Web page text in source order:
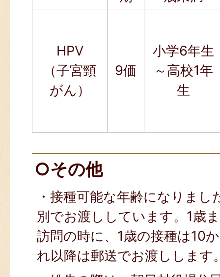
HPV
（子宮頸
がん）
9価
小学6年生
～高校1年
生
○その他
・接種可能な年齢になりまし
別でお渡ししています。1歳
訪問の時に、1歳の接種は10
れ以降は郵送でお渡しします